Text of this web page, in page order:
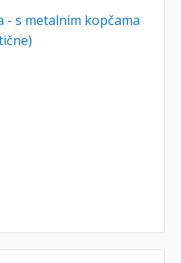
- s metalnim kopčama